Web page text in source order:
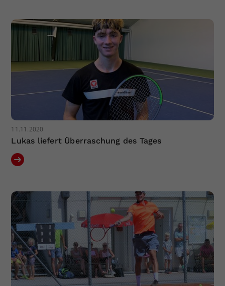
11.11.2020
Lukas liefert Überraschung des Tages
Einstellungen. Unter anderem eine
zufällig generierte ID, für die
historische Speicherung Ihrer
vorgenommen Einstellungen, falls der
Webseiten-Betreiber dies eingestellt
hat.